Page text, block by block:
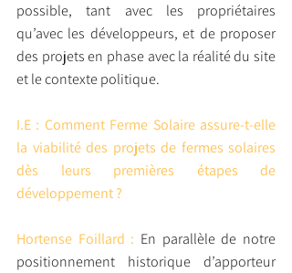
possible, tant avec les propriétaires
qu’avec les développeurs, et de proposer
des projets en phase avec la réalité du site
et le contexte politique.
I.E : Comment Ferme Solaire assure-t-elle
la viabilité des projets de fermes solaires
dès leurs premières étapes de
développement ?
Hortense Foillard : En parallèle de notre
positionnement historique d’apporteur